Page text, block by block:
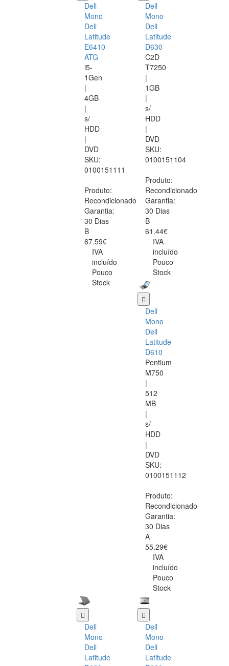
Dell
Mono
Dell
Latitude
E6410
ATG
i5-
1Gen
|
4GB
|
s/
HDD
|
DVD
SKU:
0100151111
Produto:
Recondicionado
Garantia:
30 Dias
B
67.59€
IVA
incluído
Pouco
Stock
Dell
Mono
Dell
Latitude
D630
C2D
T7250
|
1GB
|
s/
HDD
|
DVD
SKU:
0100151104
Produto:
Recondicionado
Garantia:
30 Dias
B
61.44€
IVA
incluído
Pouco
Stock
Dell
Mono
Dell
Latitude
D610
Pentium
M750
|
512
MB
|
s/
HDD
|
DVD
SKU:
0100151112
Produto:
Recondicionado
Garantia:
30 Dias
A
55.29€
IVA
incluído
Pouco
Stock
Dell
Mono
Dell
Latitude
Dell
Mono
Dell
Latitude